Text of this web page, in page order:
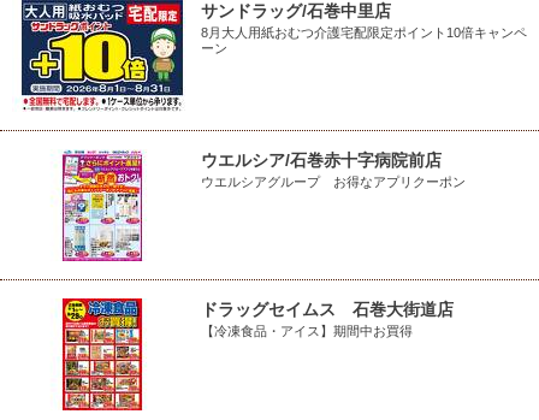
サンドラッグ/石巻中里店
8月大人用紙おむつ介護宅配限定ポイント10倍キャンペ
ーン
ウエルシア/石巻赤十字病院前店
ウエルシアグループ お得なアプリクーポン
ドラッグセイムス 石巻大街道店
【冷凍食品・アイス】期間中お買得